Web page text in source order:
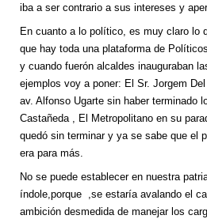
iba a ser contrario a sus intereses y
En cuanto a lo político, es muy claro lo
que hay toda una plataforma de
y cuando fuerón alcaldes inauguraban
ejemplos voy a poner: El Sr. Jorgem
av. Alfonso Ugarte sin haber terminado
Castañeda , El Metropolitano en su
quedó sin terminar y ya se sabe que el
era para más.
No se puede establecer en nuestra
índole,porque ,se estaría avalando el
ambición desmedida de manejar los